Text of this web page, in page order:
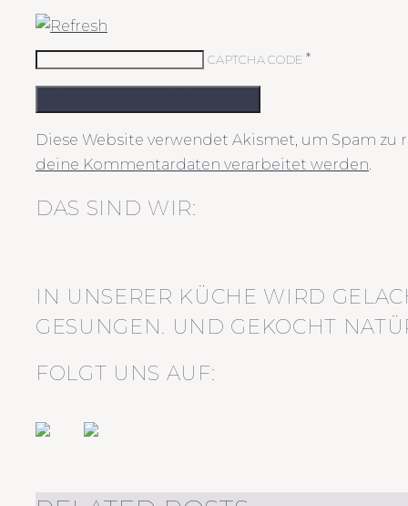
CAPTCHA CODE *
Diese Website verwendet Akismet, um Spam zu
deine Kommentardaten verarbeitet werden.
DAS SIND WIR:
IN UNSERER KÜCHE WIRD
GESUNGEN. UND GEKOCHT
FOLGT UNS AUF: